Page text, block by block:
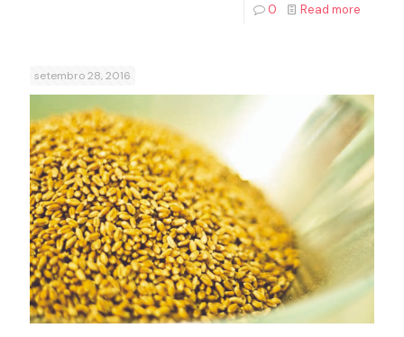
0 Read more
setembro 28, 2016